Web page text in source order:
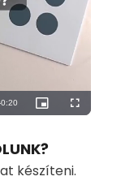
0:20
Picture-
in-
Fullscreen
készíteni.